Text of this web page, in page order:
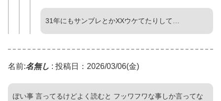
31年にもサンブレとかXXウケてたりして…
名前:名無し : 投稿日：2026/03/06(金)
ぽい事 言ってるけどよく読むと フッワフワな事しか言ってな